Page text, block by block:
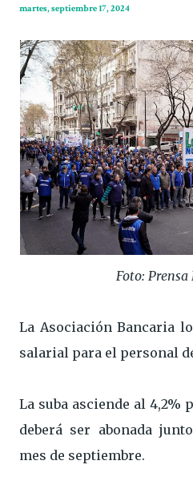
martes, septiembre 17, 2024
Foto:
La Asociación Bancaria
salarial para el personal
La suba asciende al 4,2%
deberá ser abonada
mes de septiembre.